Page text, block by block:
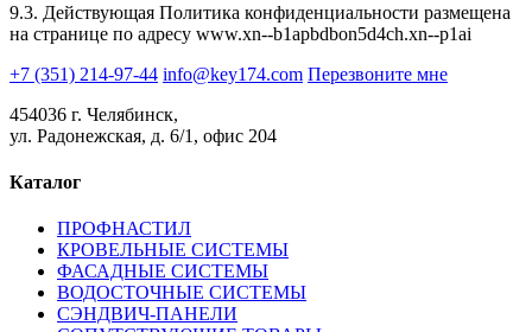
9.3. Действующая Политика конфиденциальности размещена
на странице по адресу www.xn--b1apbdbon5d4ch.xn--p1ai
+7 (351) 214-97-44 info@key174.com Перезвоните мне
454036 г. Челябинск,
ул. Радонежская, д. 6/1, офис 204
Каталог
ПРОФНАСТИЛ
КРОВЕЛЬНЫЕ СИСТЕМЫ
ФАСАДНЫЕ СИСТЕМЫ
ВОДОСТОЧНЫЕ СИСТЕМЫ
СЭНДВИЧ-ПАНЕЛИ